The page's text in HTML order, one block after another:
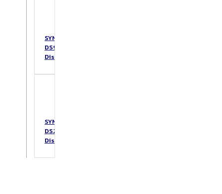
SYNOLOGY
DS925+
DiskStation
SYNOLOGY
DS223
DiskStation